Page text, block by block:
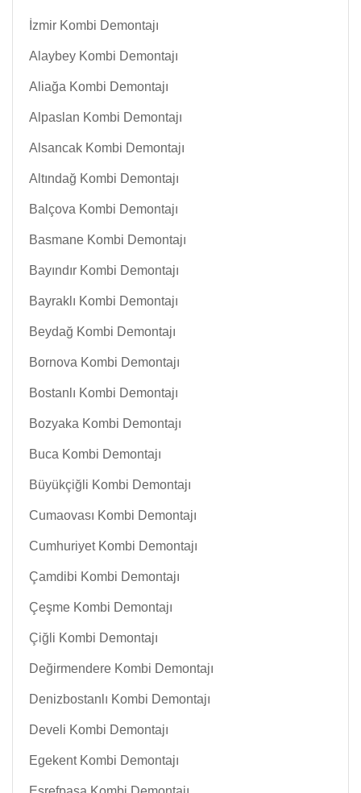
İzmir Kombi Demontajı
Alaybey Kombi Demontajı
Aliağa Kombi Demontajı
Alpaslan Kombi Demontajı
Alsancak Kombi Demontajı
Altındağ Kombi Demontajı
Balçova Kombi Demontajı
Basmane Kombi Demontajı
Bayındır Kombi Demontajı
Bayraklı Kombi Demontajı
Beydağ Kombi Demontajı
Bornova Kombi Demontajı
Bostanlı Kombi Demontajı
Bozyaka Kombi Demontajı
Buca Kombi Demontajı
Büyükçiğli Kombi Demontajı
Cumaovası Kombi Demontajı
Cumhuriyet Kombi Demontajı
Çamdibi Kombi Demontajı
Çeşme Kombi Demontajı
Çiğli Kombi Demontajı
Değirmendere Kombi Demontajı
Denizbostanlı Kombi Demontajı
Develi Kombi Demontajı
Egekent Kombi Demontajı